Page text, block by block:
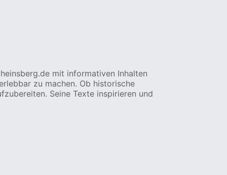
mit informativen Inhalten
zu machen. Ob historische
Seine Texte inspirieren und